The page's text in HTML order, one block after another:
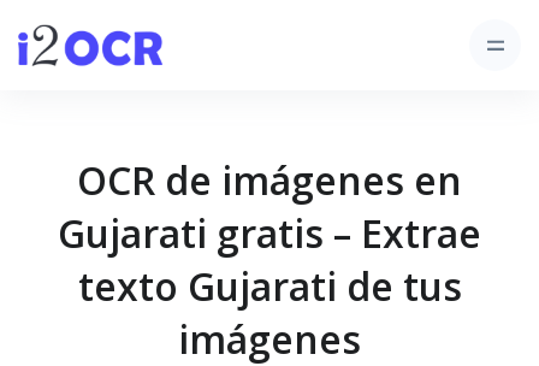
OCR de imágenes en
Gujarati gratis – Extrae
texto Gujarati de tus
imágenes